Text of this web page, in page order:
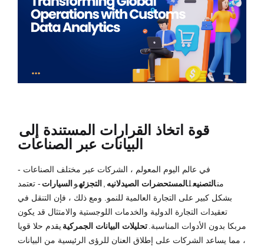
قوة اتخاذ القرارات المستندة إلى
البيانات عبر الصناعات
في عالم اليوم المعولم ، الشركات عبر مختلف الصناعات -
منالتصنيعلالمستحضرات الصيدلانيه , التجزئهو السيارات - تعتمد
بشكل كبير على التجارة العالمية للنمو. ومع ذلك ، فإن التنقل في
تعقيدات التجارة الدولية والخدمات اللوجستية والامتثال قد يكون
مربكا بدون الأدوات المناسبة.تحليلات البيانات الجمركية يقدم حلا قويا
، مما يساعد الشركات على إطلاق العنان للرؤى الرئيسية من البيانات